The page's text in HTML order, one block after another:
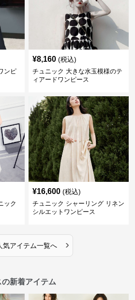
ンピ
¥8,160 (税込)
チュニック 大きな水玉模様のテ
ィアードワンピース
ック
¥16,600 (税込)
チュニック シャーリング リネン
シルエットワンピース
気アイテム一覧へ ›
新着アイテム